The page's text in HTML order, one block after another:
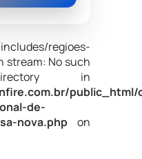
regioes-
stream: No such
in
public_html/
de-
nova.phpon